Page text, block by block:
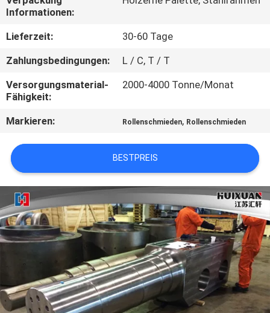
SITEMAP
PRIVACY
POLICY
Informationen:
Lieferzeit:
30-60 Tage
Zahlungsbedingungen:
L / C, T / T
Versorgungsmaterial-
Fähigkeit:
2000-4000 Tonne/Monat
Markieren: Rollenschmieden, Rollenschmieden
BESTPREIS